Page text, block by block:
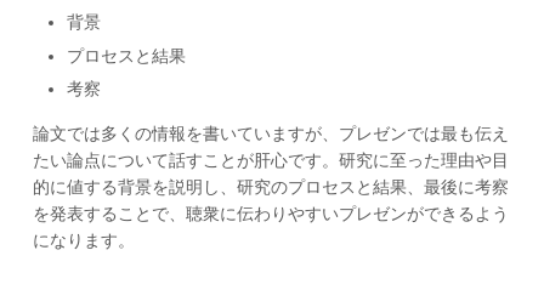
背景
プロセスと結果
考察
論文では多くの情報を書いていますが、プレゼンでは最も伝え
たい論点について話すことが肝心です。研究に至った理由や目
的に値する背景を説明し、研究のプロセスと結果、最後に考察
を発表することで、聴衆に伝わりやすいプレゼンができるよう
になります。